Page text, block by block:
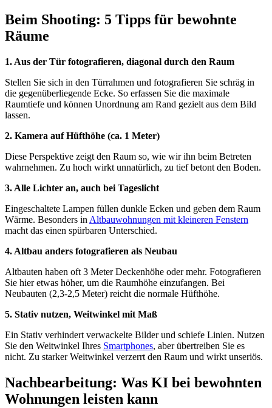
Beim Shooting: 5 Tipps für bewohnte
Räume
1. Aus der Tür fotografieren, diagonal durch den Raum
Stellen Sie sich in den Türrahmen und fotografieren Sie schräg in
die gegenüberliegende Ecke. So erfassen Sie die maximale
Raumtiefe und können Unordnung am Rand gezielt aus dem Bild
lassen.
2. Kamera auf Hüfthöhe (ca. 1 Meter)
Diese Perspektive zeigt den Raum so, wie wir ihn beim Betreten
wahrnehmen. Zu hoch wirkt unnatürlich, zu tief betont den Boden.
3. Alle Lichter an, auch bei Tageslicht
Eingeschaltete Lampen füllen dunkle Ecken und geben dem Raum
Wärme. Besonders in Altbauwohnungen mit kleineren Fenstern
macht das einen spürbaren Unterschied.
4. Altbau anders fotografieren als Neubau
Altbauten haben oft 3 Meter Deckenhöhe oder mehr. Fotografieren
Sie hier etwas höher, um die Raumhöhe einzufangen. Bei
Neubauten (2,3-2,5 Meter) reicht die normale Hüfthöhe.
5. Stativ nutzen, Weitwinkel mit Maß
Ein Stativ verhindert verwackelte Bilder und schiefe Linien. Nutzen
Sie den Weitwinkel Ihres Smartphones, aber übertreiben Sie es
nicht. Zu starker Weitwinkel verzerrt den Raum und wirkt unseriös.
Nachbearbeitung: Was KI bei bewohnten
Wohnungen leisten kann